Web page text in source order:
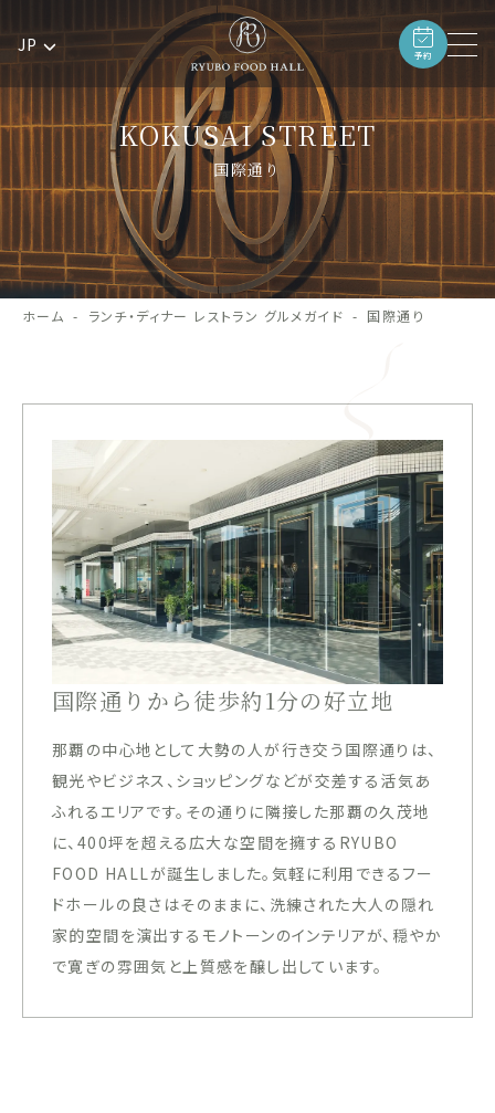
JP
予約
KOKUSAI STREET
国際通り
ホーム ランチ・ディナー レストラン グルメガイド 国際通り
国際通りから徒歩約1分の好立地
那覇の中心地として大勢の人が行き交う国際通りは、
観光やビジネス、ショッピングなどが交差する活気あ
ふれるエリアです。その通りに隣接した那覇の久茂地
に、400坪を超える広大な空間を擁するRYUBO
FOOD HALLが誕生しました。気軽に利用できるフー
ドホールの良さはそのままに、洗練された大人の隠れ
家的空間を演出するモノトーンのインテリアが、穏やか
で寛ぎの雰囲気と上質感を醸し出しています。